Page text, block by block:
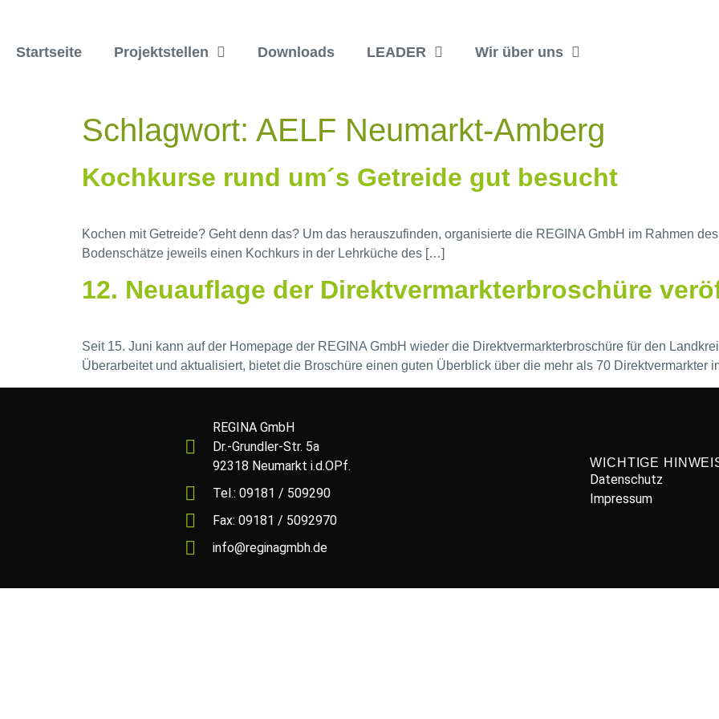
Startseite Projektstellen Downloads LEADER Wir über uns
Schlagwort: AELF Neumarkt-Amberg
Kochkurse rund um´s Getreide gut besucht
Kochen mit Getreide? Geht denn das? Um das herauszufinden, organisierte die REGINA GmbH im Rahmen
Bodenschätze jeweils einen Kochkurs in der Lehrküche des […]
12. Neuauflage der Direktvermarkterbroschüre
Seit 15. Juni kann auf der Homepage der REGINA GmbH wieder die Direktvermarkterbroschüre für den
Überarbeitet und aktualisiert, bietet die Broschüre einen guten Überblick über die mehr als 70 Direktvermarkter
REGINA GmbH
Dr.-Grundler-Str. 5a
92318 Neumarkt i.d.OPf.
Tel.: 09181 / 509290
Fax: 09181 / 5092970
info@reginagmbh.de
WICHTIGE
Datenschutz
Impressum